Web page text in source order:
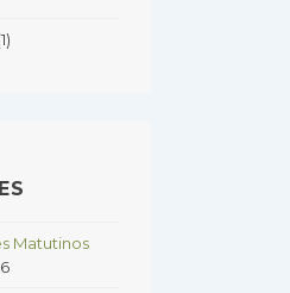
Matutinos